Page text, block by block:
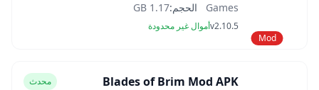
Mod
Games الحجم:1.17 GB
v2.10.5أموال غير محدودة
Blades of Brim Mod APK محدث